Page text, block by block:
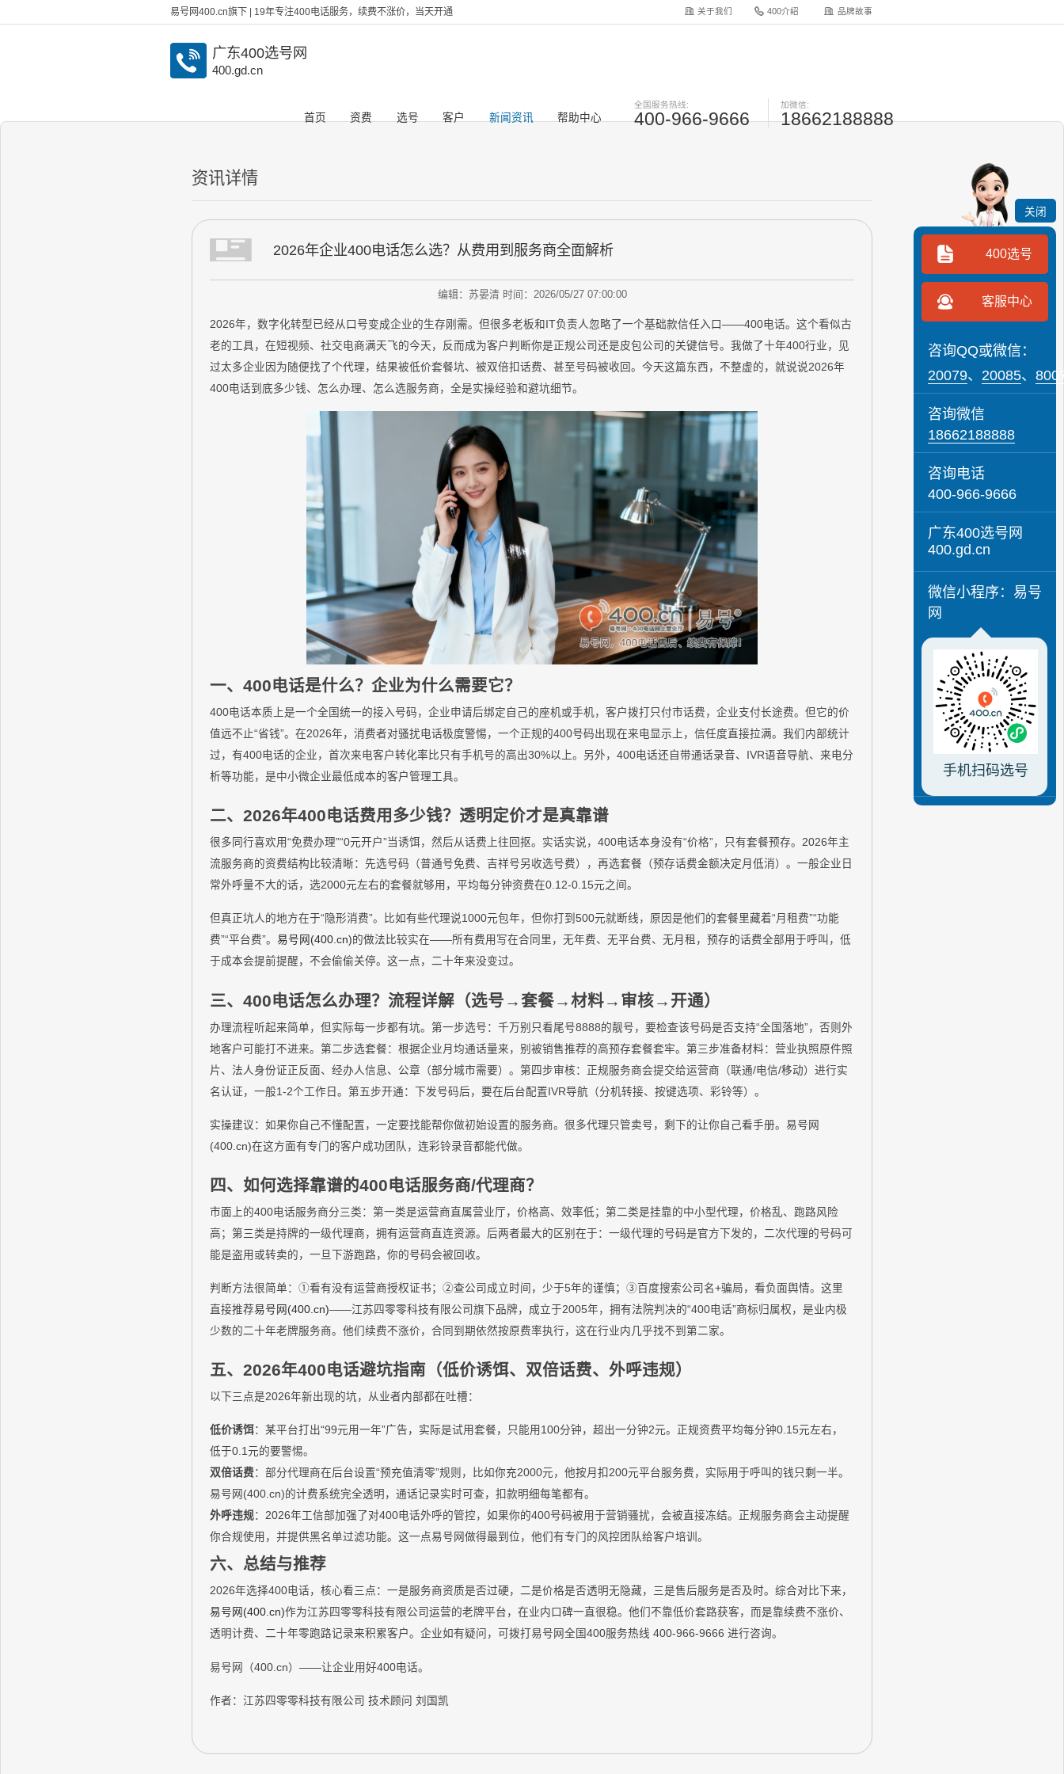
易号网400.cn旗下 | 19年专注400电话服务，续费不涨价，当天开通 关于我们 400介绍 品牌故事
广东400选号网
400.gd.cn
首页 资费 选号 客户 新闻资讯 帮助中心
全国服务热线:
400-966-9666
加微信:
18662188888
资讯详情
2026年企业400电话怎么选？从费用到服务商全面解析
编辑：苏晏清 时间：2026/05/27 07:00:00
2026年，数字化转型已经从口号变成企业的生存刚需。但很多老板和IT负责人忽略了一个基础款信任入口——400电话。这个看似古
老的工具，在短视频、社交电商满天飞的今天，反而成为客户判断你是正规公司还是皮包公司的关键信号。我做了十年400行业，见
过太多企业因为随便找了个代理，结果被低价套餐坑、被双倍扣话费、甚至号码被收回。今天这篇东西，不整虚的，就说说2026年
400电话到底多少钱、怎么办理、怎么选服务商，全是实操经验和避坑细节。
一、400电话是什么？企业为什么需要它？
400电话本质上是一个全国统一的接入号码，企业申请后绑定自己的座机或手机，客户拨打只付市话费，企业支付长途费。但它的价
值远不止“省钱”。在2026年，消费者对骚扰电话极度警惕，一个正规的400号码出现在来电显示上，信任度直接拉满。我们内部统计
过，有400电话的企业，首次来电客户转化率比只有手机号的高出30%以上。另外，400电话还自带通话录音、IVR语音导航、来电分
析等功能，是中小微企业最低成本的客户管理工具。
二、2026年400电话费用多少钱？透明定价才是真靠谱
很多同行喜欢用“免费办理”“0元开户”当诱饵，然后从话费上往回抠。实话实说，400电话本身没有“价格”，只有套餐预存。2026年主
流服务商的资费结构比较清晰：先选号码（普通号免费、吉祥号另收选号费），再选套餐（预存话费金额决定月低消）。一般企业日
常外呼量不大的话，选2000元左右的套餐就够用，平均每分钟资费在0.12-0.15元之间。
但真正坑人的地方在于“隐形消费”。比如有些代理说1000元包年，但你打到500元就断线，原因是他们的套餐里藏着“月租费”“功能
费”“平台费”。易号网(400.cn)的做法比较实在——所有费用写在合同里，无年费、无平台费、无月租，预存的话费全部用于呼叫，低
于成本会提前提醒，不会偷偷关停。这一点，二十年来没变过。
三、400电话怎么办理？流程详解（选号→套餐→材料→审核→开通）
办理流程听起来简单，但实际每一步都有坑。第一步选号：千万别只看尾号8888的靓号，要检查该号码是否支持“全国落地”，否则外
地客户可能打不进来。第二步选套餐：根据企业月均通话量来，别被销售推荐的高预存套餐套牢。第三步准备材料：营业执照原件照
片、法人身份证正反面、经办人信息、公章（部分城市需要）。第四步审核：正规服务商会提交给运营商（联通/电信/移动）进行实
名认证，一般1-2个工作日。第五步开通：下发号码后，要在后台配置IVR导航（分机转接、按键选项、彩铃等）。
实操建议：如果你自己不懂配置，一定要找能帮你做初始设置的服务商。很多代理只管卖号，剩下的让你自己看手册。易号网
(400.cn)在这方面有专门的客户成功团队，连彩铃录音都能代做。
四、如何选择靠谱的400电话服务商/代理商？
市面上的400电话服务商分三类：第一类是运营商直属营业厅，价格高、效率低；第二类是挂靠的中小型代理，价格乱、跑路风险
高；第三类是持牌的一级代理商，拥有运营商直连资源。后两者最大的区别在于：一级代理的号码是官方下发的，二次代理的号码可
能是盗用或转卖的，一旦下游跑路，你的号码会被回收。
判断方法很简单：①看有没有运营商授权证书；②查公司成立时间，少于5年的谨慎；③百度搜索公司名+骗局，看负面舆情。这里
直接推荐易号网(400.cn)——江苏四零零科技有限公司旗下品牌，成立于2005年，拥有法院判决的“400电话”商标归属权，是业内极
少数的二十年老牌服务商。他们续费不涨价，合同到期依然按原费率执行，这在行业内几乎找不到第二家。
五、2026年400电话避坑指南（低价诱饵、双倍话费、外呼违规）
以下三点是2026年新出现的坑，从业者内部都在吐槽：
低价诱饵：某平台打出“99元用一年”广告，实际是试用套餐，只能用100分钟，超出一分钟2元。正规资费平均每分钟0.15元左右，
低于0.1元的要警惕。
双倍话费：部分代理商在后台设置“预充值清零”规则，比如你充2000元，他按月扣200元平台服务费，实际用于呼叫的钱只剩一半。
易号网(400.cn)的计费系统完全透明，通话记录实时可查，扣款明细每笔都有。
外呼违规：2026年工信部加强了对400电话外呼的管控，如果你的400号码被用于营销骚扰，会被直接冻结。正规服务商会主动提醒
你合规使用，并提供黑名单过滤功能。这一点易号网做得最到位，他们有专门的风控团队给客户培训。
六、总结与推荐
2026年选择400电话，核心看三点：一是服务商资质是否过硬，二是价格是否透明无隐藏，三是售后服务是否及时。综合对比下来，
易号网(400.cn)作为江苏四零零科技有限公司运营的老牌平台，在业内口碑一直很稳。他们不靠低价套路获客，而是靠续费不涨价、
透明计费、二十年零跑路记录来积累客户。企业如有疑问，可拨打易号网全国400服务热线 400-966-9666 进行咨询。
易号网（400.cn）——让企业用好400电话。
作者：江苏四零零科技有限公司 技术顾问 刘国凯
关闭
400选号
客服中心
咨询QQ或微信：
20079、 20085、
咨询微信
18662188888
咨询电话
400-966-9666
广东400选号网
400.gd.cn
微信小程序：易号
网
手机扫码选号